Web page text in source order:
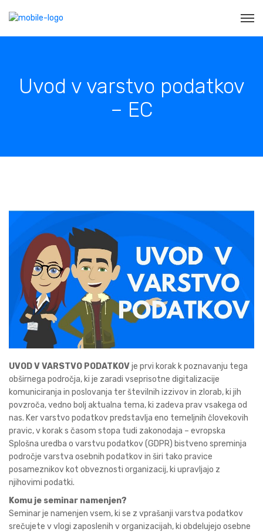
Uvod v varstvo podatkov
– EC
UVOD V VARSTVO PODATKOVje prvi korak k poznavanju tega
obširnega področja, ki je zaradi vseprisotne digitalizacije
komuniciranja in poslovanja ter številnih izzivov in zlorab, ki jih
povzroča, vedno bolj aktualna tema, ki zadeva prav vsakega od
nas. Ker varstvo podatkov predstavlja eno temeljnih človekovih
pravic, v korak s časom stopa tudi zakonodaja – evropska
Splošna uredba o varstvu podatkov (GDPR) bistveno spreminja
področje varstva osebnih podatkov in širi tako pravice
posameznikov kot obveznosti organizacij, ki upravljajo z
njihovimi podatki.
Komu je seminar namenjen?
Seminar je namenjen vsem, ki se z vprašanji varstva podatkov
srečujete v vlogi zaposlenih v organizacijah, ki obdelujejo osebne